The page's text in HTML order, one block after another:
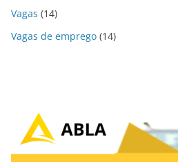
Vagas (14)
Vagas de emprego (14)